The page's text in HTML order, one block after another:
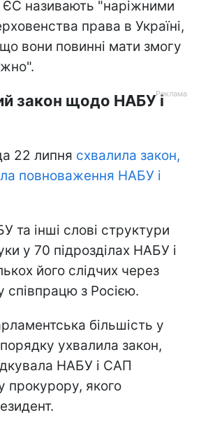
називають "наріжними
права в Україні,
що вони повинні мати змогу
закон щодо НАБУ і
22 липня схвалила закон,
повноваження НАБУ і
та інші слові структури
у 70 підрозділах НАБУ і
його слідчих через
співпрацю з Росією.
більшість у
ухвалила закон,
НАБУ і САП
прокурору, якого